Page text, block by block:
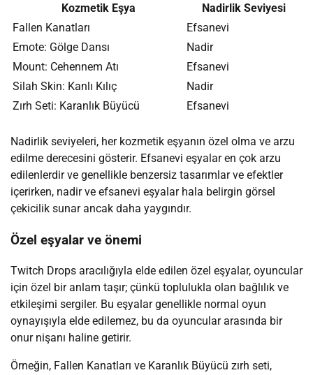
Kozmetik Eşya
Nadirlik Seviyesi
Fallen Kanatları
Efsanevi
Emote: Gölge Dansı
Nadir
Mount: Cehennem Atı
Efsanevi
Silah Skin: Kanlı Kılıç
Nadir
Zırh Seti: Karanlık Büyücü
Efsanevi
Nadirlik seviyeleri, her kozmetik eşyanın özel olma ve arzu
edilme derecesini gösterir. Efsanevi eşyalar en çok arzu
edilenlerdir ve genellikle benzersiz tasarımlar ve efektler
içerirken, nadir ve efsanevi eşyalar hala belirgin görsel
çekicilik sunar ancak daha yaygındır.
Özel eşyalar ve önemi
Twitch Drops aracılığıyla elde edilen özel eşyalar, oyuncular
için özel bir anlam taşır; çünkü toplulukla olan bağlılık ve
etkileşimi sergiler. Bu eşyalar genellikle normal oyun
oynayışıyla elde edilemez, bu da oyuncular arasında bir
onur nişanı haline getirir.
Örneğin, Fallen Kanatları ve Karanlık Büyücü zırh seti,